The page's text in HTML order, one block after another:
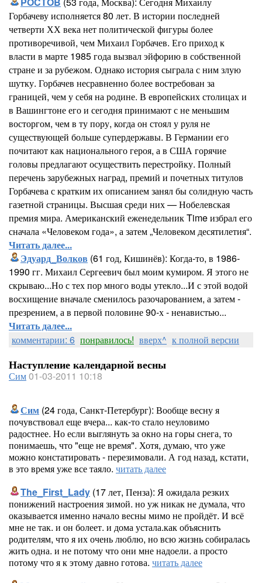
Горбачеву исполняется 80 лет. В истории последней
четверти ХХ века нет политической фигуры более
противоречивой, чем Михаил Горбачев. Его приход к
власти в марте 1985 года вызвал эйфорию в собственной
стране и за рубежом. Однако история сыграла с ним злую
шутку. Горбачев несравненно более востребован за
границей, чем у себя на родине. В европейских столицах и
в Вашингтоне его и сегодня принимают с не меньшим
восторгом, чем в ту пору, когда он стоял у руля не
существующей больше супердержавы. В Германии его
почитают как национального героя, а в США горячие
головы предлагают осуществить перестройку. Полный
перечень зарубежных наград, премий и почетных титулов
Горбачева с кратким их описанием занял бы солидную часть
газетной страницы. Высшая среди них — Нобелевская
премия мира. Американский еженедельник Time избрал его
сначала «Человеком года», а затем „Человеком десятилетия“.
Читать далее...
Эдуард_Волков (61 год, Кишинёв): Когда-то, в 1986-
1990 гг. Михаил Сергеевич был моим кумиром. Я этого не
скрываю...Но с тех пор много воды утекло...И с этой водой
восхищение вначале сменилось разочарованием, а затем -
презрением, а в первой половине 90-х - ненавистью...
Читать далее...
комментарии: 6 понравилось! вверх^ к полной версии
Наступление календарной весны
Сим01-03-2011 10:18
Сим (24 года, Санкт-Петербург): Вообще весну я
почувствовал еще вчера... как-то стало неуловимо
радостнее. Но если выглянуть за окно на горы снега, то
понимаешь, что "еще не время". Хотя, думаю, что уже
можно констатировать - перезимовали. А год назад, кстати,
в это время уже все таяло. читать далее
The_First_Lady (17 лет, Пенза): Я ожидала резких
понижений настроения зимой. но уж никак не думала, что
оказывается именно начало весны мимо не пройдёт. И всё
мне не так. и он болеет. и дома устала.как объяснить
родителям, что я их очень люблю, но всю жизнь собиралась
жить одна. и не потому что они мне надоели. а просто
потому что я к этому давно готова. читать далее